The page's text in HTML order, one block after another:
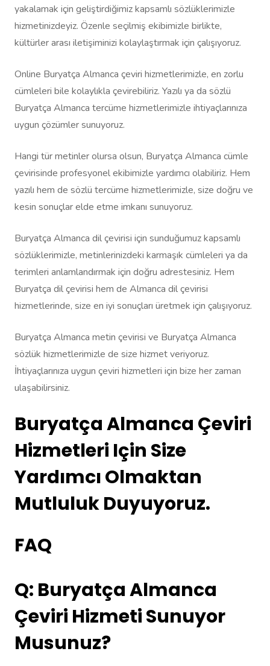
yakalamak için geliştirdiğimiz kapsamlı sözlüklerimizle
hizmetinizdeyiz. Özenle seçilmiş ekibimizle birlikte,
kültürler arası iletişiminizi kolaylaştırmak için çalışıyoruz.
Online Buryatça Almanca çeviri hizmetlerimizle, en zorlu
cümleleri bile kolaylıkla çevirebiliriz. Yazılı ya da sözlü
Buryatça Almanca tercüme hizmetlerimizle ihtiyaçlarınıza
uygun çözümler sunuyoruz.
Hangi tür metinler olursa olsun, Buryatça Almanca cümle
çevirisinde profesyonel ekibimizle yardımcı olabiliriz. Hem
yazılı hem de sözlü tercüme hizmetlerimizle, size doğru ve
kesin sonuçlar elde etme imkanı sunuyoruz.
Buryatça Almanca dil çevirisi için sunduğumuz kapsamlı
sözlüklerimizle, metinlerinizdeki karmaşık cümleleri ya da
terimleri anlamlandırmak için doğru adrestesiniz. Hem
Buryatça dil çevirisi hem de Almanca dil çevirisi
hizmetlerinde, size en iyi sonuçları üretmek için çalışıyoruz.
Buryatça Almanca metin çevirisi ve Buryatça Almanca
sözlük hizmetlerimizle de size hizmet veriyoruz.
İhtiyaçlarınıza uygun çeviri hizmetleri için bize her zaman
ulaşabilirsiniz.
Buryatça Almanca Çeviri
Hizmetleri Için Size
Yardımcı Olmaktan
Mutluluk Duyuyoruz.
FAQ
Q: Buryatça Almanca
Çeviri Hizmeti Sunuyor
Musunuz?